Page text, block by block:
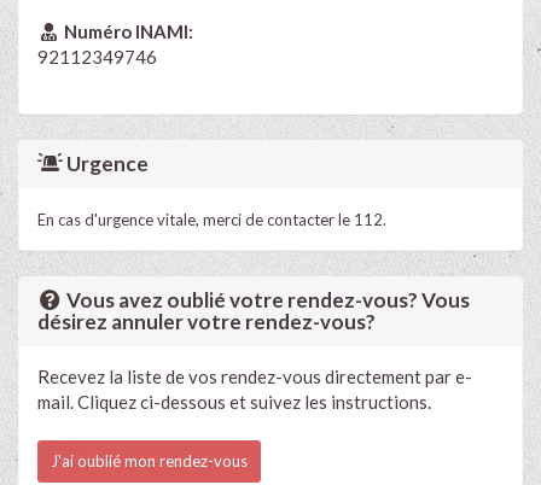
Numéro INAMI:
92112349746
Urgence
En cas d'urgence vitale, merci de contacter le 112.
Vous avez oublié votre rendez-vous? Vous
désirez annuler votre rendez-vous?
Recevez la liste de vos rendez-vous directement par e-
mail. Cliquez ci-dessous et suivez les instructions.
J'ai oublié mon rendez-vous